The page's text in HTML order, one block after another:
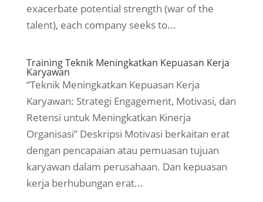
exacerbate potential strength (war of the
talent), each company seeks to...
Training Teknik Meningkatkan Kepuasan Kerja
Karyawan
“Teknik Meningkatkan Kepuasan Kerja
Karyawan: Strategi Engagement, Motivasi, dan
Retensi untuk Meningkatkan Kinerja
Organisasi” Deskripsi Motivasi berkaitan erat
dengan pencapaian atau pemuasan tujuan
karyawan dalam perusahaan. Dan kepuasan
kerja berhubungan erat...